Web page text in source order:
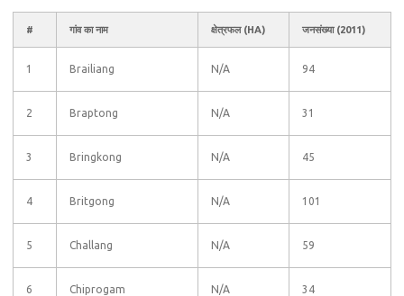
# गांव का नाम क्षेत्रफल (HA) जनसंख्या (2011)
1 Brailiang N/A 94
2 Braptong N/A 31
3 Bringkong N/A 45
4 Britgong N/A 101
5 Challang N/A 59
6 Chiprogam N/A 34